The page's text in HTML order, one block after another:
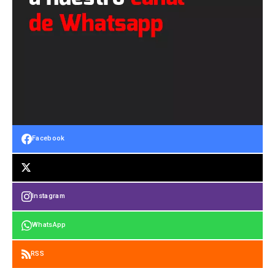
Facebook
Instagram
WhatsApp
RSS